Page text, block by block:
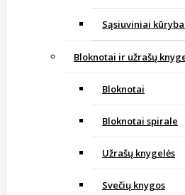
Sąsiuviniai
Bloknotai ir užrašų
Bloknotai
Bloknotai spirale
Užrašų knygelės
Svečių knygos